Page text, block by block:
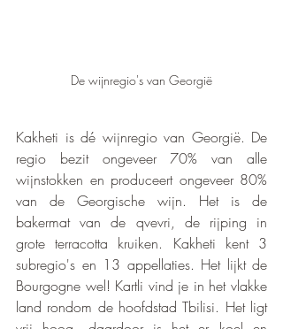
De wijnregio's van Georgië
Kakheti is dé wijnregio van Georgië. De
regio bezit ongeveer 70% van alle
wijnstokken en produceert ongeveer 80%
van de Georgische wijn. Het is de
bakermat van de qvevri, de rijping in
grote terracotta kruiken. Kakheti kent 3
subregio's en 13 appellaties. Het lijkt de
Bourgogne wel! Kartli vind je in het vlakke
land rondom de hoofdstad Tbilisi. Het ligt